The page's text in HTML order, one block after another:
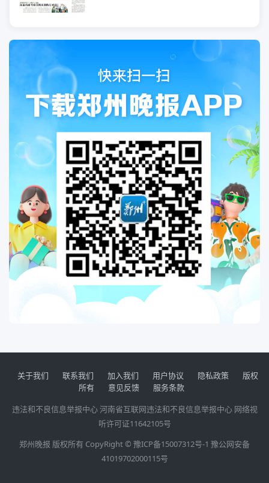
关于我们 联系我们 加入我们 用户协议 隐私政策
版权
所有
意见反馈
服务条款
违法和不良信息举报中心河南省互联网违法和不良信息举报中心 网络视
听许可证11642105号
郑州晚报 版权所有 CopyRight © 豫ICP备15007312号-1 豫公网安备
41019702000115号